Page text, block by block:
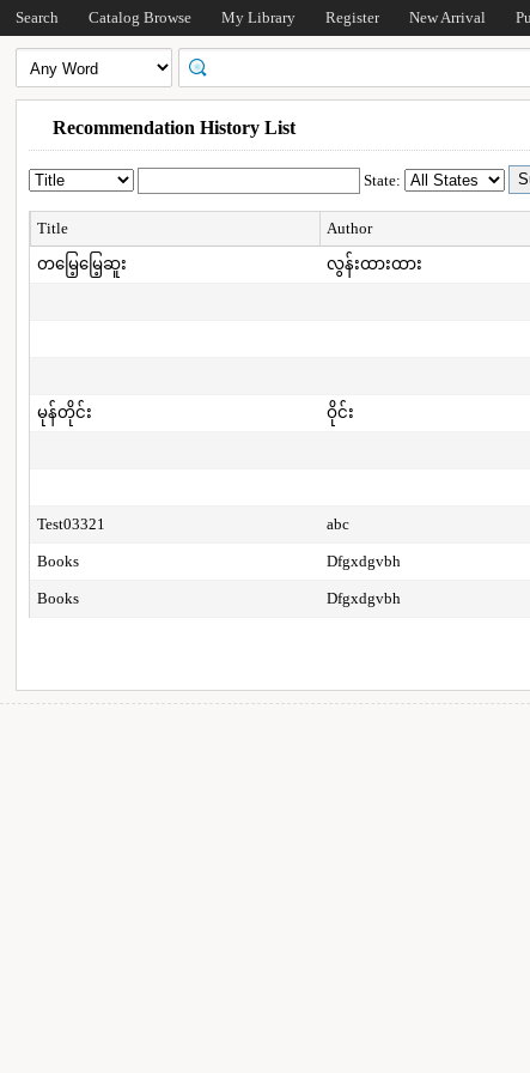
Search Catalog Browse My Library Register New Arrival
Recommendation History List
State:
Title Author
တမြေ့မြေ့ဆူး
လွန်းထားထား
မုန်တိုင်း ဝိုင်း
Test03321 abc
Books Dfgxdgvbh
Books Dfgxdgvbh